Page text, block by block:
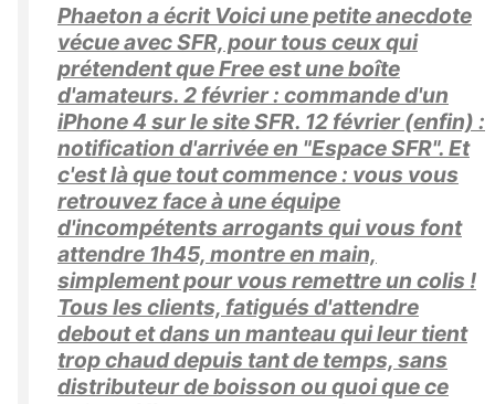
Phaeton a écrit Voici une petite anecdote
vécue avec SFR, pour tous ceux qui
prétendent que Free est une boîte
d'amateurs. 2 février : commande d'un
iPhone 4 sur le site SFR. 12 février (enfin) :
notification d'arrivée en "Espace SFR". Et
c'est là que tout commence : vous vous
retrouvez face à une équipe
d'incompétents arrogants qui vous font
attendre 1h45, montre en main,
simplement pour vous remettre un colis !
Tous les clients, fatigués d'attendre
debout et dans un manteau qui leur tient
trop chaud depuis tant de temps, sans
distributeur de boisson ou quoi que ce